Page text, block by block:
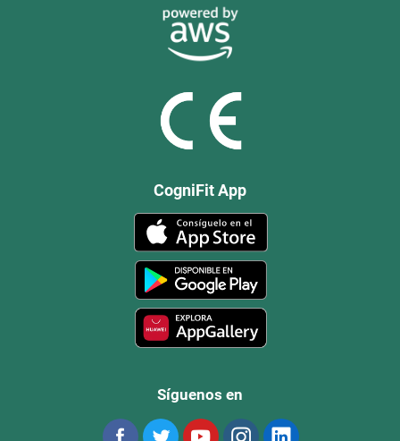
CogniFit App
Síguenos en